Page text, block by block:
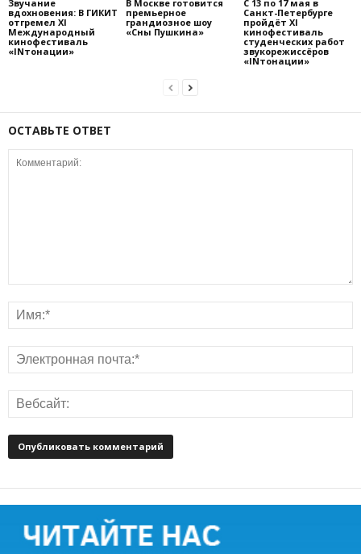
Звучание
вдохновения: В ГИКИТ
отгремел XI
Международный
кинофестиваль
«INтонации»
В Москве готовится
премьерное
грандиозное шоу
«Сны Пушкина»
С 13 по 17 мая в
Санкт-Петербурге
пройдёт XI
кинофестиваль
студенческих работ
звукорежиссёров
«INтонации»
ОСТАВЬТЕ ОТВЕТ